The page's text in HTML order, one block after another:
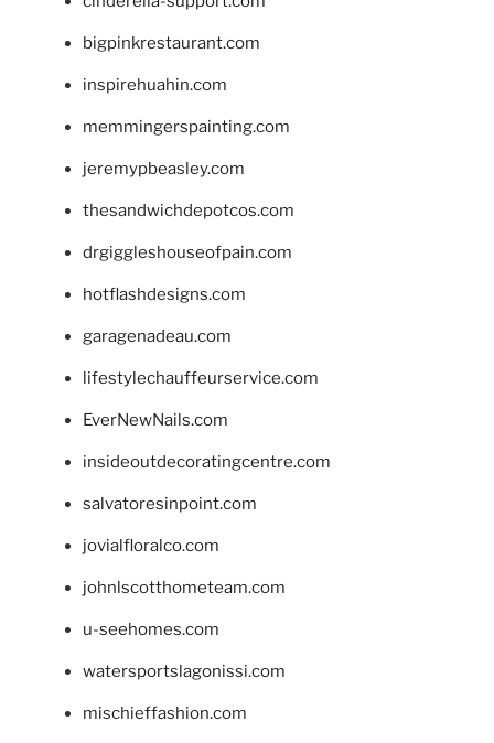
bigpinkrestaurant.com
inspirehuahin.com
memmingerspainting.com
jeremypbeasley.com
thesandwichdepotcos.com
drgiggleshouseofpain.com
hotflashdesigns.com
garagenadeau.com
lifestylechauffeurservice.com
EverNewNails.com
insideoutdecoratingcentre.com
salvatoresinpoint.com
jovialfloralco.com
johnlscotthometeam.com
u-seehomes.com
watersportslagonissi.com
mischieffashion.com